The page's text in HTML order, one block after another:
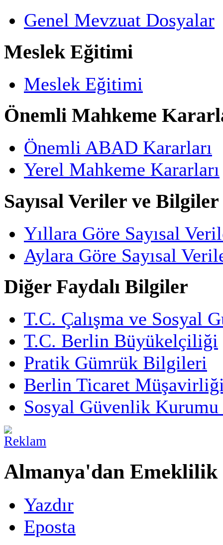
Genel Mevzuat Dosyalar
Meslek Eğitimi
Meslek Eğitimi
Önemli Mahkeme
Önemli ABAD Kararları
Yerel Mahkeme Kararları
Sayısal Veriler ve Bilgiler
Yıllara Göre Sayısal
Aylara Göre Sayısal
Diğer Faydalı Bilgiler
T.C. Çalışma ve Sosyal
T.C. Berlin Büyükelçiliği
Pratik Gümrük Bilgileri
Berlin Ticaret
Sosyal Güvenlik Kurumu
Almanya'dan Emeklilik
Yazdır
Eposta